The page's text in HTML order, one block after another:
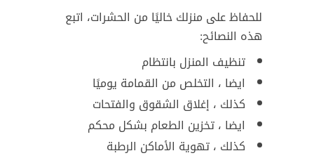
للحفاظ على منزلك خاليًا من الحشرات، اتبع
هذه النصائح:
تنظيف المنزل بانتظام
ايضا ، التخلص من القمامة يوميًا
كذلك ، إغلاق الشقوق والفتحات
ايضا ، تخزين الطعام بشكل محكم
كذلك ، تهوية الأماكن الرطبة